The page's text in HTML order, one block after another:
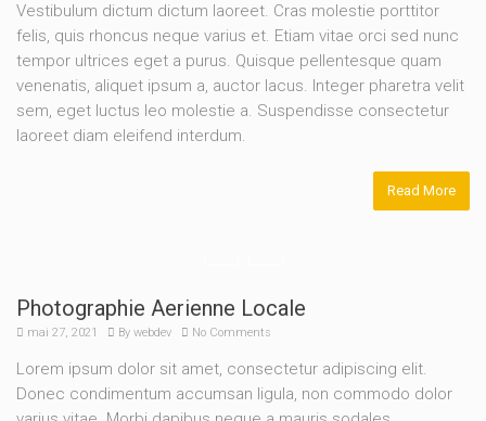
Vestibulum dictum dictum laoreet. Cras molestie porttitor
felis, quis rhoncus neque varius et. Etiam vitae orci sed nunc
tempor ultrices eget a purus. Quisque pellentesque quam
venenatis, aliquet ipsum a, auctor lacus. Integer pharetra velit
sem, eget luctus leo molestie a. Suspendisse consectetur
laoreet diam eleifend interdum.
Read More
Photographie Aerienne Locale
mai 27, 2021 By webdev No Comments
Lorem ipsum dolor sit amet, consectetur adipiscing elit.
Donec condimentum accumsan ligula, non commodo dolor